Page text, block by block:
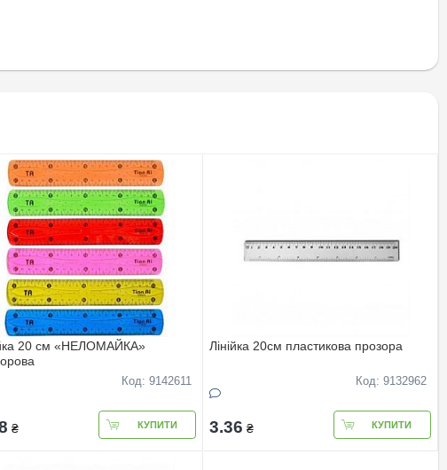
20 см «НЕЛОМАЙКА»
Код: 9142611
₴ КУПИТИ
Лінійка 20см пластикова прозора
Код: 9132962
3.36 ₴ КУПИТИ